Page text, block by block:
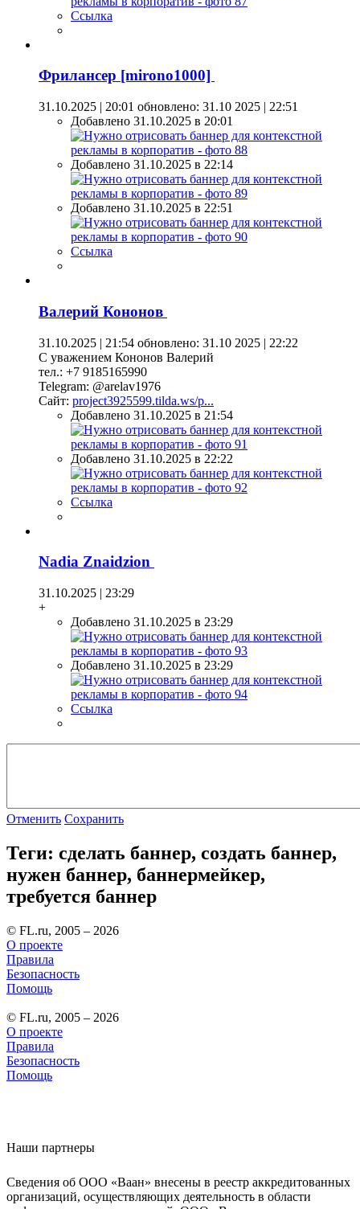
Ссылка
Фрилансер [mirono1000]
31.10.2025 | 20:01 обновлено: 31.10 2025 | 22:51
Добавлено 31.10.2025 в 20:01
Добавлено 31.10.2025 в 22:14
Добавлено 31.10.2025 в 22:51
Ссылка
Валерий Кононов
31.10.2025 | 21:54 обновлено: 31.10 2025 | 22:22
С уважением Кононов Валерий
тел.: +7 9185165990
Telegram: @arelav1976
Сайт: project3925599.tilda.ws/p...
Добавлено 31.10.2025 в 21:54
Добавлено 31.10.2025 в 22:22
Ссылка
Nadia Znaidzion
31.10.2025 | 23:29
+
Добавлено 31.10.2025 в 23:29
Добавлено 31.10.2025 в 23:29
Ссылка
Отменить Сохранить
Теги: сделать баннер, создать баннер,
нужен баннер, баннермейкер,
требуется баннер
© FL.ru, 2005 – 2026
О проекте
Правила
Безопасность
Помощь
© FL.ru, 2005 – 2026
О проекте
Правила
Безопасность
Помощь
Наши партнеры
Сведения об ООО «Ваан» внесены в реестр аккредитованных
организаций, осуществляющих деятельность в области